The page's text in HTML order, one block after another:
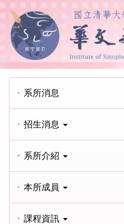
系所消息
招生消息
系所介紹
本所成員
課程資訊